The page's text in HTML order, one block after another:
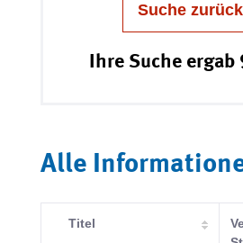
Suche
Ihre Suche
Alle
Titel